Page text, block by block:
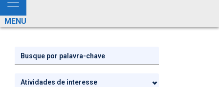
Busca
de
de
informações
e
Esconde
Menu
MENU
Atividades de interesse